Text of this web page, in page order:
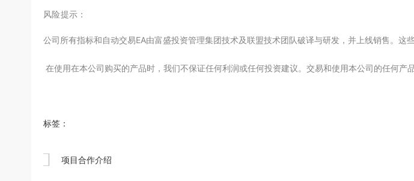
风险提示：
公司所有指标和自动交易EA由富盛投资管理集团技术及联盟技术团队破译与研发，并上线销售。这
在使用在本公司购买的产品时，我们不保证任何利润或任何投资建议。交易和使用本公司的任何产
标签：
 项目合作介绍